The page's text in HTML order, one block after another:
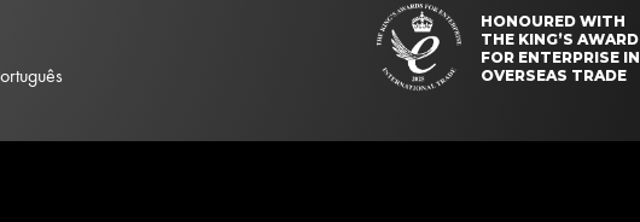
HONOURED WITH
THE KING’S AWARD
FOR ENTERPRISE IN
OVERSEAS TRADE